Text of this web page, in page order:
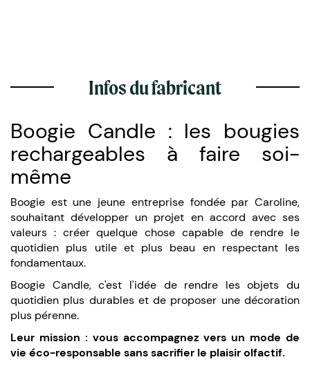
Infos du fabricant
Boogie Candle : les bougies
rechargeables à faire soi-
même
Boogie est une jeune entreprise fondée par Caroline,
souhaitant développer un projet en accord avec ses
valeurs : créer quelque chose capable de rendre le
quotidien plus utile et plus beau en respectant les
fondamentaux.
Boogie Candle, c'est l'idée de rendre les objets du
quotidien plus durables et de proposer une décoration
plus pérenne.
Leur mission : vous accompagnez vers un mode de
vie éco-responsable sans sacrifier le plaisir olfactif.